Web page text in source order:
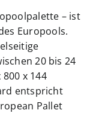
– ist
Europools.
20 bis 24
x 144
entspricht
Pallet